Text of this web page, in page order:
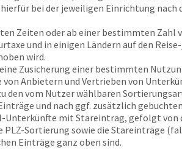
bei der jeweiligen Einrichtung nach
Zeiten oder ab einer bestimmten Zahl
und in einigen Ländern auf den
wird.
Zusicherung einer bestimmten
Anbietern und Vertrieben von
den vom Nutzer wählbaren
und nach ggf. zusätzlich
Unterkünfte mit Stareintrag, gefolgt von
Sortierung sowie die Stareinträge
Einträge ganz oben sind.